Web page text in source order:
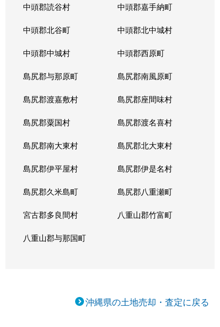
中頭郡読谷村 中頭郡嘉手納町
中頭郡北谷町 中頭郡北中城村
中頭郡中城村 中頭郡西原町
島尻郡与那原町 島尻郡南風原町
島尻郡渡嘉敷村 島尻郡座間味村
島尻郡粟国村 島尻郡渡名喜村
島尻郡南大東村 島尻郡北大東村
島尻郡伊平屋村 島尻郡伊是名村
島尻郡久米島町 島尻郡八重瀬町
宮古郡多良間村 八重山郡竹富町
八重山郡与那国町
沖縄県の土地売却・査定に戻る